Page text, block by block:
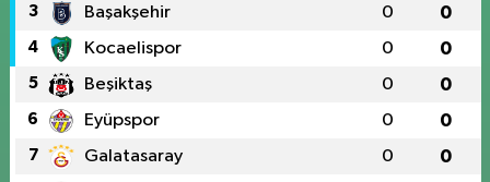
3 Başakşehir 0 0
4 Kocaelispor 0 0
5 Beşiktaş 0 0
6 Eyüpspor 0 0
7 Galatasaray 0 0